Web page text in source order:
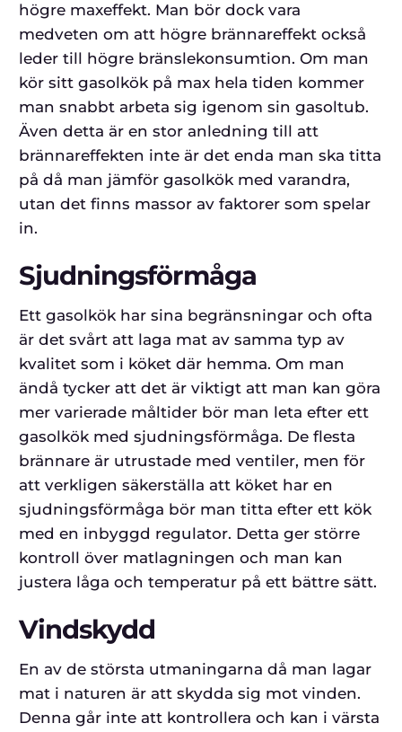
högre maxeffekt. Man bör dock vara
medveten om att högre brännareffekt också
leder till högre bränslekonsumtion. Om man
kör sitt gasolkök på max hela tiden kommer
man snabbt arbeta sig igenom sin gasoltub.
Även detta är en stor anledning till att
brännareffekten inte är det enda man ska titta
på då man jämför gasolkök med varandra,
utan det finns massor av faktorer som spelar
in.
Sjudningsförmåga
Ett gasolkök har sina begränsningar och ofta
är det svårt att laga mat av samma typ av
kvalitet som i köket där hemma. Om man
ändå tycker att det är viktigt att man kan göra
mer varierade måltider bör man leta efter ett
gasolkök med sjudningsförmåga. De flesta
brännare är utrustade med ventiler, men för
att verkligen säkerställa att köket har en
sjudningsförmåga bör man titta efter ett kök
med en inbyggd regulator. Detta ger större
kontroll över matlagningen och man kan
justera låga och temperatur på ett bättre sätt.
Vindskydd
En av de största utmaningarna då man lagar
mat i naturen är att skydda sig mot vinden.
Denna går inte att kontrollera och kan i värsta